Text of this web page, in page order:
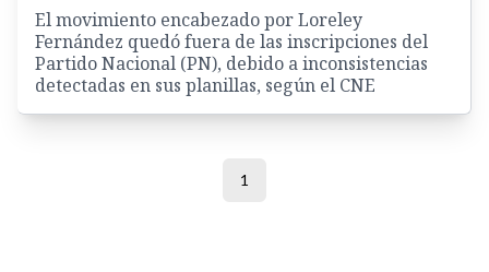
El movimiento encabezado por Loreley
Fernández quedó fuera de las inscripciones del
Partido Nacional (PN), debido a inconsistencias
detectadas en sus planillas, según el CNE
1